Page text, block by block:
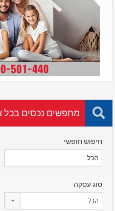
מחפשים נכסים בכל
חיפוש חופשי
סוג עסקה
הכל